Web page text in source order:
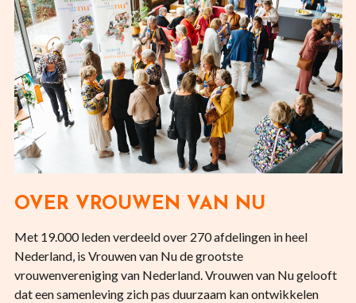
OVER VROUWEN VAN NU
Met 19.000 leden verdeeld over 270 afdelingen in heel
Nederland, is Vrouwen van Nu de grootste
vrouwenvereniging van Nederland. Vrouwen van Nu gelooft
dat een samenleving zich pas duurzaam kan ontwikkelen